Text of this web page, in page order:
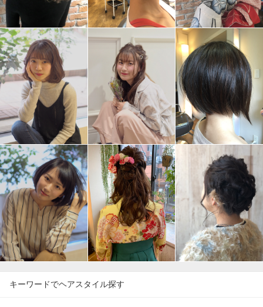
キーワードでヘアスタイル探す